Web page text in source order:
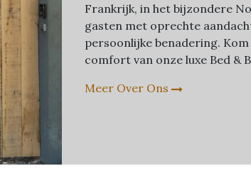
Frankrijk, in het bijzondere
gasten met oprechte
persoonlijke benadering.
comfort van onze luxe Bed &
Meer Over Ons